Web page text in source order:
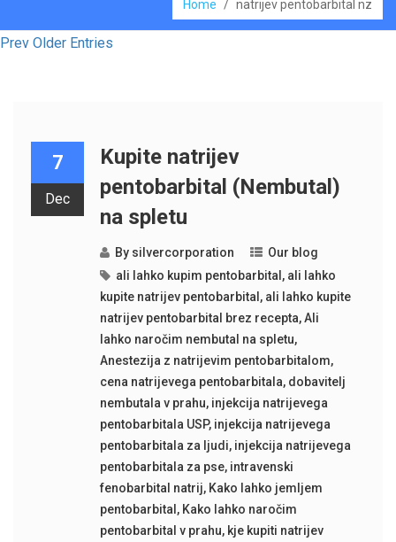
Home / natrijev pentobarbital nz
Prev Older Entries
7
Dec
Kupite natrijev
pentobarbital (Nembutal)
na spletu
By silvercorporation
Our blog
ali lahko kupim pentobarbital , ali lahko
kupite natrijev pentobarbital , ali lahko kupite
natrijev pentobarbital brez recepta,Ali
lahko naročim nembutal na spletu,
Anestezija z natrijevim pentobarbitalom,
cena natrijevega pentobarbitala, dobavitelj
nembutala v prahu, injekcija natrijevega
pentobarbitala USP, injekcija natrijevega
pentobarbitala za ljudi, injekcija natrijevega
pentobarbitala za pse, intravenski
fenobarbital natrij, Kako lahko jemljem
pentobarbital , Kako lahko naročim
pentobarbital v prahu, kje kupiti natrijev